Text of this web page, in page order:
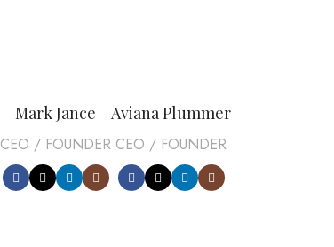
Mark Jance
CEO / FOUNDER
Aviana Plummer
CEO / FOUNDER